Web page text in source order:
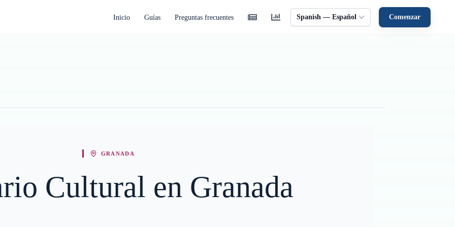
Inicio Guías Preguntas frecuentes Spanish — Español Comenzar
GRANADA
Cultural en Granada